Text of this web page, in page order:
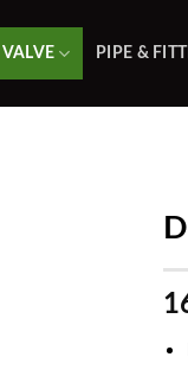
VALVE PIPE &